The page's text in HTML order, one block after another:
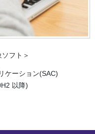
フト＞
ケーション(SAC)
以降)